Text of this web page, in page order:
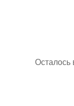
Осталось